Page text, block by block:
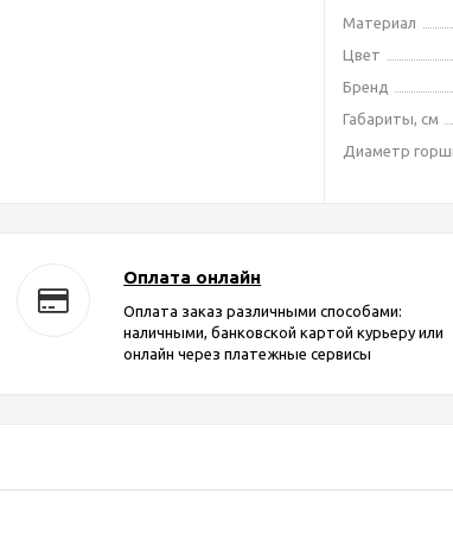
Материал
Цвет
Бренд
Габариты, см
Диаметр
Оплата онлайн
Оплата заказ различными способами:
наличными, банковской картой курьеру или
онлайн через платежные сервисы